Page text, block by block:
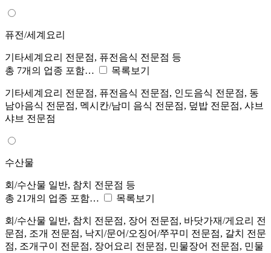
퓨전/세계요리
기타세계요리 전문점, 퓨전음식 전문점 등
총 7개의 업종 포함…
목록보기
기타세계요리 전문점, 퓨전음식 전문점, 인도음식 전문점, 동
남아음식 전문점, 멕시칸/남미 음식 전문점, 덮밥 전문점, 샤브
샤브 전문점
수산물
회/수산물 일반, 참치 전문점 등
총 21개의 업종 포함…
목록보기
회/수산물 일반, 참치 전문점, 장어 전문점, 바닷가재/게요리 전
문점, 조개 전문점, 낙지/문어/오징어/쭈꾸미 전문점, 갈치 전문
점, 조개구이 전문점, 장어요리 전문점, 민물장어 전문점, 민물